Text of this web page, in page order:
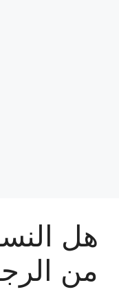
هل
من